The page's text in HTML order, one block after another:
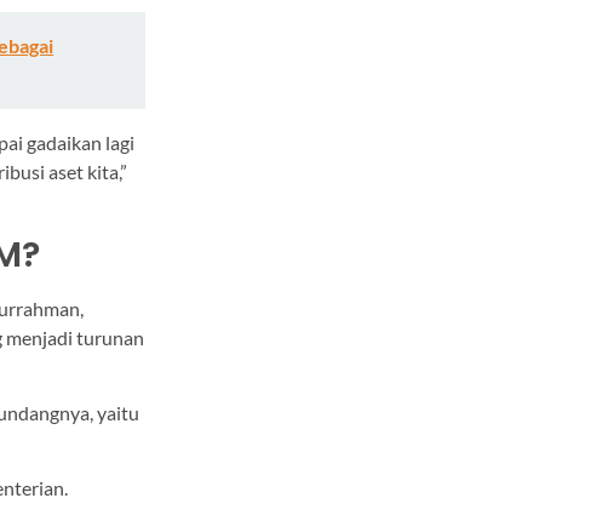
gadaikan lagi
aset kita,”
menjadi turunan
yaitu